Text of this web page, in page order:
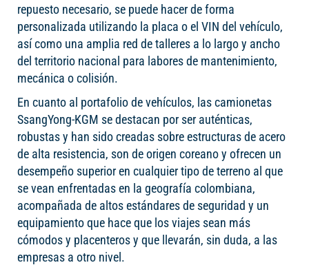
repuesto necesario, se puede hacer de forma
personalizada utilizando la placa o el VIN del vehículo,
así como una amplia red de talleres a lo largo y ancho
del territorio nacional para labores de mantenimiento,
mecánica o colisión.
En cuanto al portafolio de vehículos, las camionetas
SsangYong-KGM se destacan por ser auténticas,
robustas y han sido creadas sobre estructuras de acero
de alta resistencia, son de origen coreano y ofrecen un
desempeño superior en cualquier tipo de terreno al que
se vean enfrentadas en la geografía colombiana,
acompañada de altos estándares de seguridad y un
equipamiento que hace que los viajes sean más
cómodos y placenteros y que llevarán, sin duda, a las
empresas a otro nivel.